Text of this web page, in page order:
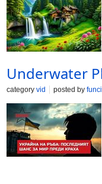
Underwater
category vid posted by